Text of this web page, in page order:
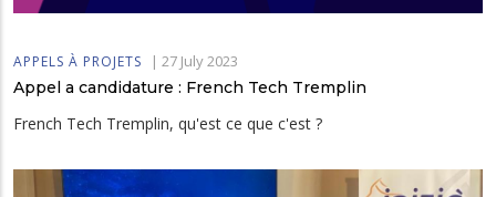
APPELS À PROJETS | 27 July 2023
Appel a candidature : French Tech Tremplin
French Tech Tremplin, qu'est ce que c'est ?